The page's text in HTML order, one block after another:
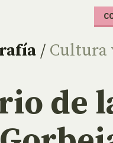
/ Cultura
de